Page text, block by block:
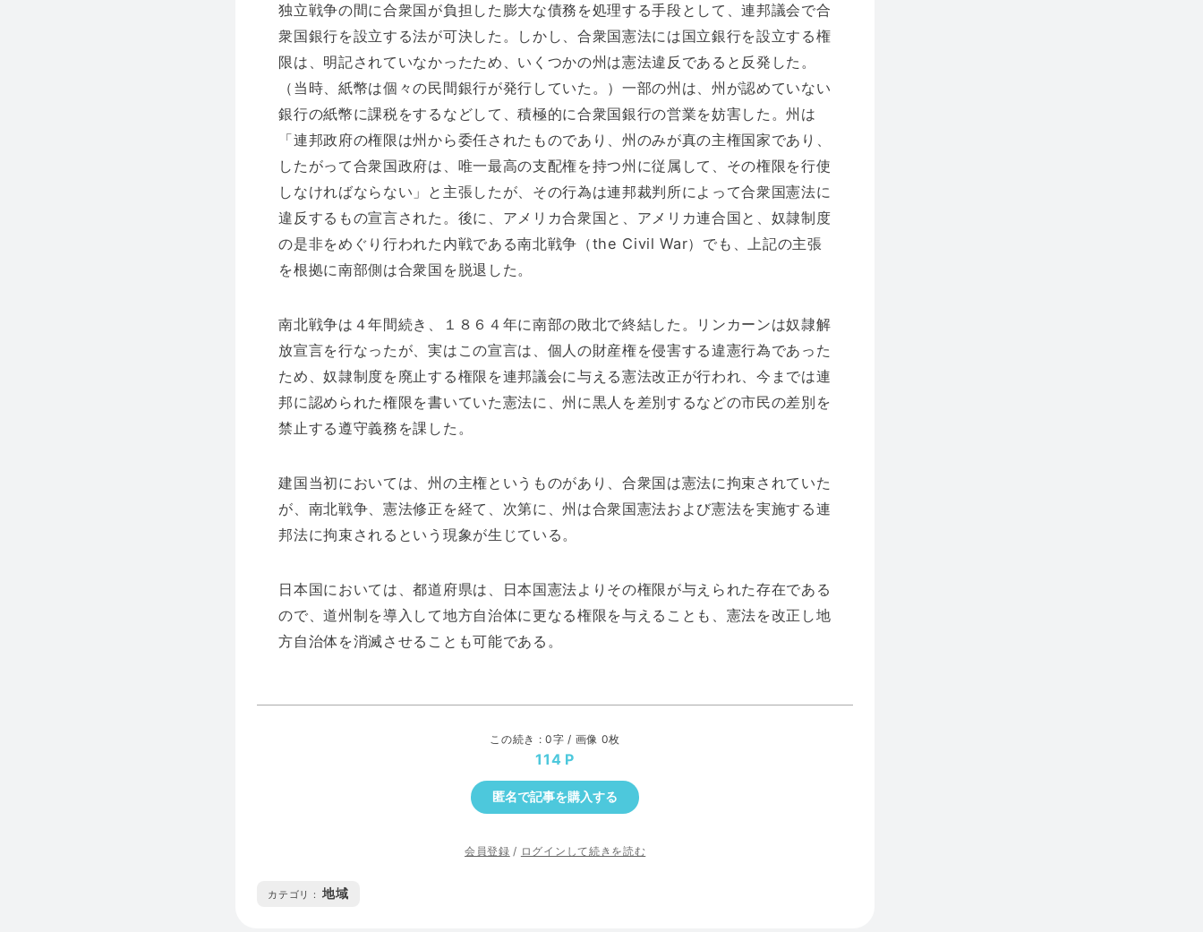
独立戦争の間に合衆国が負担した膨大な債務を処理する手段として、連邦議会で合
衆国銀行を設立する法が可決した。しかし、合衆国憲法には国立銀行を設立する権
限は、明記されていなかったため、いくつかの州は憲法違反であると反発した。
（当時、紙幣は個々の民間銀行が発行していた。）一部の州は、州が認めていない
銀行の紙幣に課税をするなどして、積極的に合衆国銀行の営業を妨害した。州は
「連邦政府の権限は州から委任されたものであり、州のみが真の主権国家であり、
したがって合衆国政府は、唯一最高の支配権を持つ州に従属して、その権限を行使
しなければならない」と主張したが、その行為は連邦裁判所によって合衆国憲法に
違反するもの宣言された。後に、アメリカ合衆国と、アメリカ連合国と、奴隷制度
の是非をめぐり行われた内戦である南北戦争（the Civil War）でも、上記の主張
を根拠に南部側は合衆国を脱退した。
南北戦争は４年間続き、１８６４年に南部の敗北で終結した。リンカーンは奴隷解
放宣言を行なったが、実はこの宣言は、個人の財産権を侵害する違憲行為であった
ため、奴隷制度を廃止する権限を連邦議会に与える憲法改正が行われ、今までは連
邦に認められた権限を書いていた憲法に、州に黒人を差別するなどの市民の差別を
禁止する遵守義務を課した。
建国当初においては、州の主権というものがあり、合衆国は憲法に拘束されていた
が、南北戦争、憲法修正を経て、次第に、州は合衆国憲法および憲法を実施する連
邦法に拘束されるという現象が生じている。
日本国においては、都道府県は、日本国憲法よりその権限が与えられた存在である
ので、道州制を導入して地方自治体に更なる権限を与えることも、憲法を改正し地
方自治体を消滅させることも可能である。
この続き : 0字 / 画像 0枚
114
匿名で記事を購入する
会員登録 / ログインして続きを読む
カテゴリ : 地域